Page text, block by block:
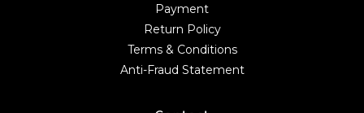
Payment
Return Policy
Terms & Conditions
Anti-Fraud Statement